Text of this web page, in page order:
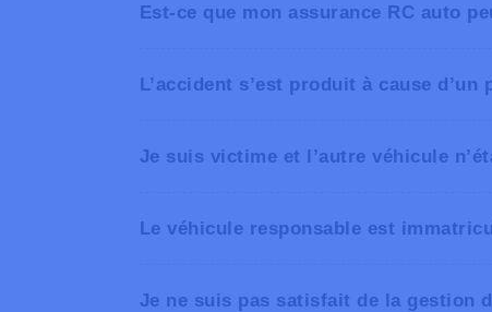
Est-ce que mon assurance RC auto
L’accident s’est produit à cause
Je suis victime et l’autre véhicule
Le véhicule responsable est
Je ne suis pas satisfait de la gestion